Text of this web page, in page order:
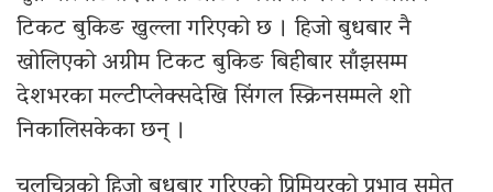
टिकट बुकिङ खुल्ला गरिएको छ । हिजो बुधबार नै
खोलिएको अग्रीम टिकट बुकिङ बिहीबार साँझसम्म
देशभरका मल्टीप्लेक्सदेखि सिंगल स्क्रिनसम्मले शो
निकालिसकेका छन् ।